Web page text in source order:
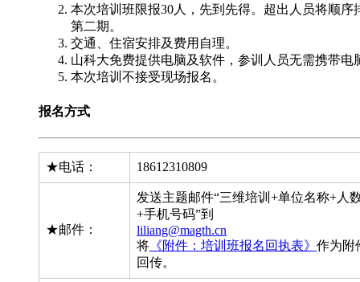
本次培训班限报30人，先到先得。超出人员将顺序
第二期。
交通、住宿安排及费用自理。
山科大免费提供电脑及软件，参训人员无需携带电
本次培训不接受现场报名。
报名方式
★电话： 18612310809
★邮件：
发送主题邮件“三维培训+单位名称+人
+手机号码”到
liliang@magth.cn
将 《附件：培训班报名回执表》 作为附
回传。